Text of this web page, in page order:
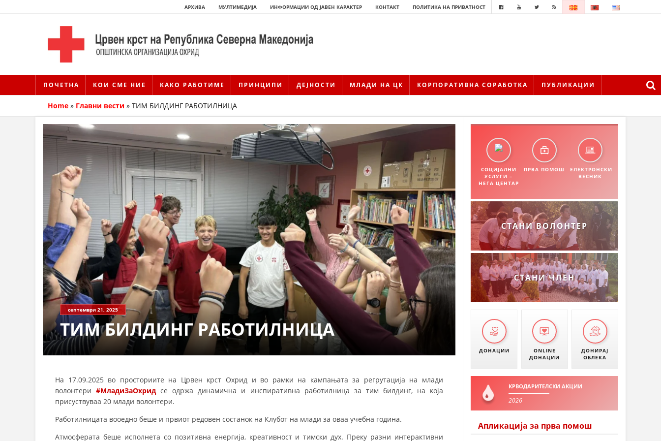
АРХИВА МУЛТИМЕДИЈА ИНФОРМАЦИИ ОД ЈАВЕН КАРАКТЕР КОНТАКТ ПОЛИТИКА НА ПРИВАТНОСТ
ПОЧЕТНА КОИ СМЕ НИЕ КАКО РАБОТИМЕ ПРИНЦИПИ ДЕЈНОСТИ МЛАДИ НА ЦК КОРПОРАТИВНА СОРАБОТКА ПУБЛИКАЦИИ
ИСТОРИЈАТ НА ЦКРМ
ИСТОРИЈАТ НА ДВИЖЕЊЕТО
СТРУКТУРА НА ОРГАНИЗАЦИЈАТА
КОНТАКТ ИНФОРМАЦИИ
ЧЛЕНСТВО ВО ПРОФЕСИОНАЛНИ ТЕЛА
ЗАКОН ЗА ЦКРМ
СТАТУТ НА ЦКРМ
ОРГАНИЗАЦИЈА И РАЗВОЈ
СОБРАНИЕ
СТРУКТУРА И ОРГАНИЗАЦИОНА ПОСТАВЕНОСТ
Home » Главни вести » ТИМ БИЛДИНГ РАБОТИЛНИЦА
септември 21, 2025
ТИМ БИЛДИНГ РАБОТИЛНИЦА
На 17.09.2025 во просториите на Црвен крст Охрид и во рамки на кампањата за регрутација на млади
волонтери#МладиЗаОхрид се одржа динамична и инспиративна работилница за тим билдинг, на која
присуствуваа 20 млади волонтери.
Работилницата вооедно беше и првиот редовен состанок на Клубот на млади за оваа учебна година.
Атмосферата беше исполнета со позитивна енергија, креативност и тимски дух. Преку разни интерактивни
СОЦИЈАЛНИ
УСЛУГИ –
НЕГА ЦЕНТАР
ПРВА ПОМОШ
ЕЛЕКТРОНСКИ
ВЕСНИК
СТАНИ ВОЛОНТЕР
СТАНИ ЧЛЕН
ДОНАЦИИ
ONLINE
ДОНАЦИИ
ДОНИРАЈ
ОБЛЕКА
КРВОДАРИТЕЛСКИ АКЦИИ
2026
Апликација за прва помош